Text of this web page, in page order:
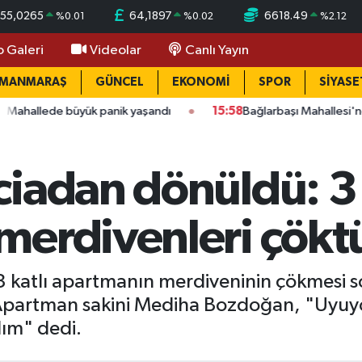
55,0265 %0.01 64,1897 %0.02 6618.49 %2.12
Galeri Videolar Canlı Yayın
GÜNCEL EKONOMİ SPOR
panik yaşandı 15:58Bağlarbaşı Mahallesi'nde 101. buluşma:
dönüldü: 3
apartmanın merdiveninin çökmesi
sakini Mediha Bozdoğan,
dedi.